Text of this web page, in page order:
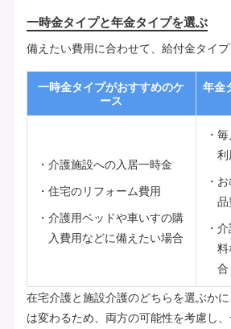
一時金タイプと年金タイプを選ぶ
備えたい費用に合わせて、給付金タイプ
一時金タイプがおすすめのケ
ース
年金
介護施設への入居一時金
住宅のリフォーム費用
介護用ベッドや車いすの購
入費用などに備えたい場合
毎
利
品
介
料
合
在宅介護と施設介護のどちらを選ぶか
は変わるため、両方の可能性を考慮し